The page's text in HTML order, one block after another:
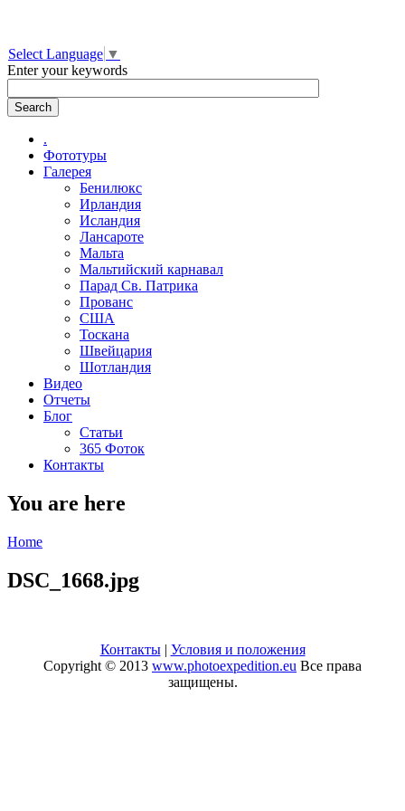
Select Language ▼
Enter your keywords
.
Фототуры
Галерея
Бенилюкс
Ирландия
Исландия
Лансароте
Мальта
Мальтийский карнавал
Парад Св. Патрика
Прованс
США
Тоскана
Швейцария
Шотландия
Видео
Отчеты
Блог
Статьи
365 Фоток
Контакты
You are here
Home
DSC_1668.jpg
Контакты| Условия и положения
Copyright © 2013 www.photoexpedition.eu Все права
защищены.